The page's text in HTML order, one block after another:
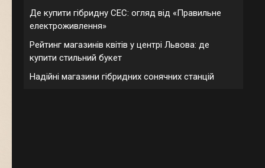
Де купити гібридну СЕС: огляд від «Правильне
електроживлення»
Рейтинг магазинів квітів у центрі Львова: де
купити стильний букет
Надійні магазини гібридних сонячних станцій